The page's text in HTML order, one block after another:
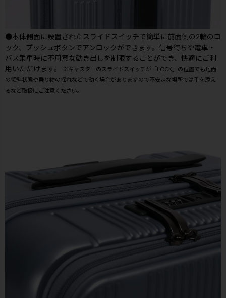
●本体側面に設置されたスライドスイッチで簡単に前面側の2輪のロ
ック、プッシュボタンでアンロックができます。信号待ちや電車・
バス乗車時に不用意な動き出しを制限することができ、快適にご利
用いただけます。
※キャスターのスライドスイッチが「LOCK」の位置でも地面
の傾斜状態や乗り物の揺れなどで動く場合がありますので不安定な場所では手を添え
るなど取扱にご注意ください。